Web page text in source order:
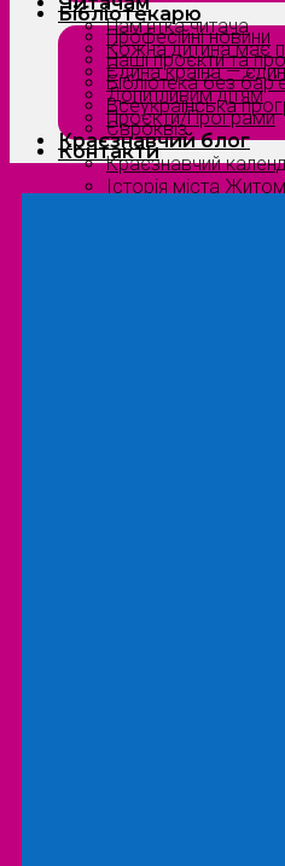
Пам’ятка читача
Кожна дитина має
Єдина країна —
Допитливим дітям
Проєкти/Програми
Краєзнавчий блог
Краєзнавчий
Історія міста
Бібліотекарю
Професійні новини
Наші проєкти та
Бібліотека без
Всеукраїнська
Євроквіз
Контакти